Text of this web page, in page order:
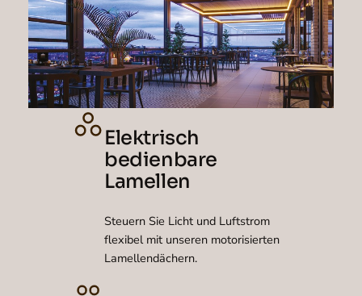
Elektrisch
bedienbare
Lamellen
Steuern Sie Licht und Luftstrom
flexibel mit unseren motorisierten
Lamellendächern.